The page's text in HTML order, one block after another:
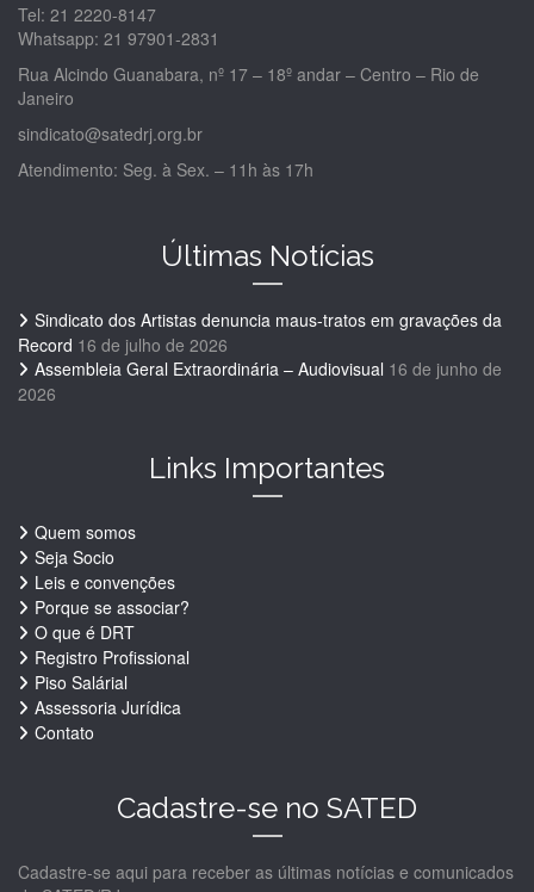
Tel: 21 2220-8147
Whatsapp: 21 97901-2831
Rua Alcindo Guanabara, nº 17 – 18º andar – Centro – Rio de
Janeiro
sindicato@satedrj.org.br
Atendimento: Seg. à Sex. – 11h às 17h
Últimas Notícias
Sindicato dos Artistas denuncia maus-tratos em gravações da
Record 16 de julho de 2026
Assembleia Geral Extraordinária – Audiovisual 16 de junho de
2026
Links Importantes
Quem somos
Seja Socio
Leis e convenções
Porque se associar?
O que é DRT
Registro Profissional
Piso Salárial
Assessoria Jurídica
Contato
Cadastre-se no SATED
Cadastre-se aqui para receber as últimas notícias e comunicados